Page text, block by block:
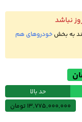
نباشد
به بخش خودروهای هم
13,775,000,000 تومان
حد بالا